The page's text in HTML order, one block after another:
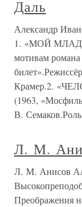
Даль
Александр
1. «МОЙ
мотивам
Крамер.2.
(1963,
В.
Л. М.
Л. М. Анисов
Преображения